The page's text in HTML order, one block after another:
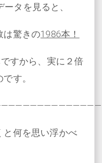
タを見ると、
は驚きの1986本！
すから、実に２倍
す。
と何を思い浮かべ